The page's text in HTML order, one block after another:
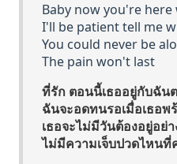
Baby now you're
I'll be patient tell me
You could never be
The pain won't last
ที่รัก ตอนนี้เธออยู่กับฉัน
ฉันจะอดทนรอเมื่อเธอ
เธอจะไม่มีวันต้องอยู่อย่า
ไม่มีความเจ็บปวดไหนที่